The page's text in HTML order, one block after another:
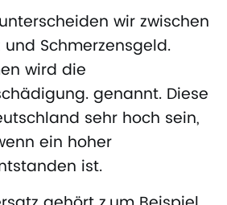
wir zwischen
Schmerzensgeld.
wird die
genannt. Diese
sehr hoch sein,
ein hoher
ist.